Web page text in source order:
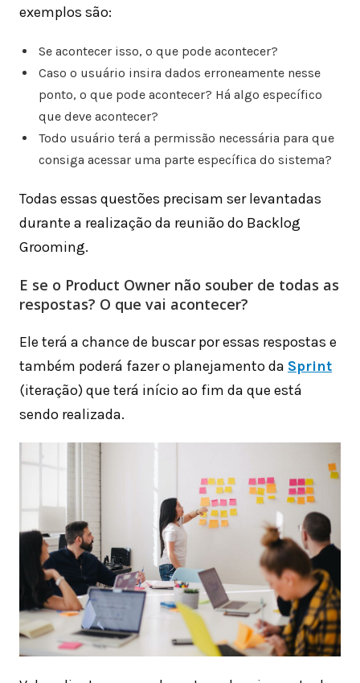
exemplos são:
Se acontecer isso, o que pode acontecer?
Caso o usuário insira dados erroneamente nesse
ponto, o que pode acontecer? Há algo específico
que deve acontecer?
Todo usuário terá a permissão necessária para que
consiga acessar uma parte específica do sistema?
Todas essas questões precisam ser levantadas
durante a realização da reunião do Backlog
Grooming.
E se o Product Owner não souber de todas as
respostas? O que vai acontecer?
Ele terá a chance de buscar por essas respostas e
também poderá fazer o planejamento da Sprint
(iteração) que terá início ao fim da que está
sendo realizada.